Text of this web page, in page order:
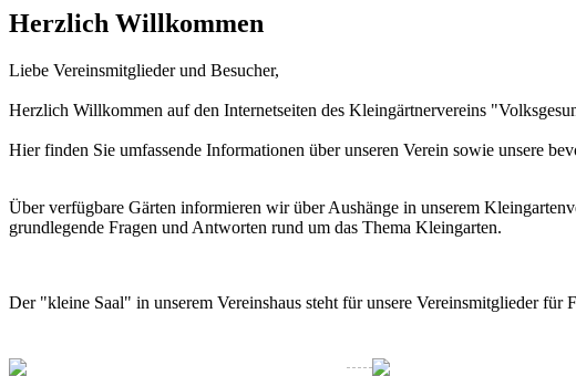
Herzlich Willkommen
Liebe Vereinsmitglieder und Besucher,
Herzlich Willkommen auf den Internetseiten des Kleingärtnervereins
Hier finden Sie umfassende Informationen über unseren Verein sowie unsere
Über verfügbare Gärten informieren wir über Aushänge in unserem
grundlegende Fragen und Antworten rund um das Thema Kleingarten.
Der "kleine Saal" in unserem Vereinshaus steht für unsere Vereinsmitglieder